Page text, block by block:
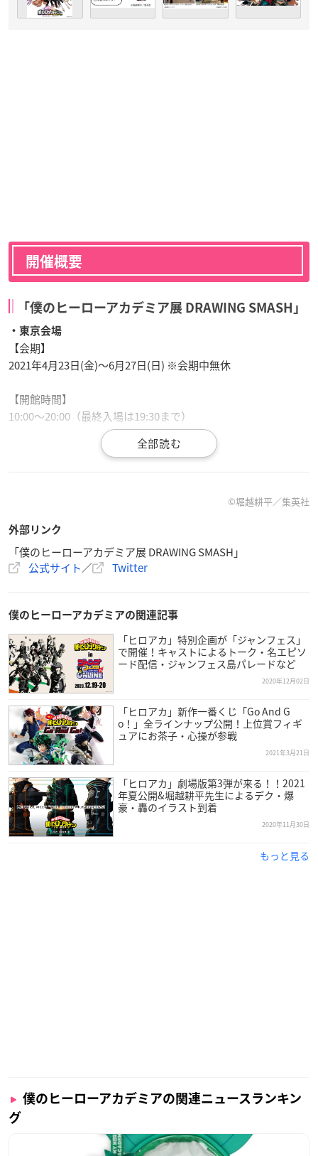
開催概要
「僕のヒーローアカデミア展 DRAWING SMASH」
・東京会場
【会期】
2021年4月23日(金)～6月27日(日) ※会期中無休
【開館時間】
10:00～20:00（最終入場は19:30まで）
2021年7月16日(金)～9月5日(日) ※会期中無休
【開館時間】
【会場】
グランフロント 大阪 北館 ナレッジキャピタル イベントラボ／
ナレッジシアター
「僕のヒーローアカデミア展 DRAWING SMASH」が来る！
初の原画展が2021年春・東京、夏・大阪にて開催決定!!
公式サイトと公式Twitterも本日OPEN！
最新情報を発信していくのでお楽しみに!!https://t.co/3EE8
U4FwSq
#ヒロアカ #ヒロアカ展 pic.twitter.com/QY41J
dHliB
©堀越耕平／集英社
外部リンク
「僕のヒーローアカデミア展 DRAWING SMASH」
公式サイト／ Twitter
僕のヒーローアカデミアの関連記事
「ヒロアカ」特別企画が「ジャンフェス」
で開催！キャストによるトーク・名エピソ
ード配信・ジャンフェス島パレードなど
2020年12月02日
「ヒロアカ」新作一番くじ「Go And G
o！」全ラインナップ公開！上位賞フィギ
ュアにお茶子・心操が参戦
2021年3月21日
「ヒロアカ」劇場版第3弾が来る！！2021
年夏公開&堀越耕平先生によるデク・爆
豪・轟のイラスト到着
2020年11月30日
もっと見る
僕のヒーローアカデミアの関連ニュースランキン
グ